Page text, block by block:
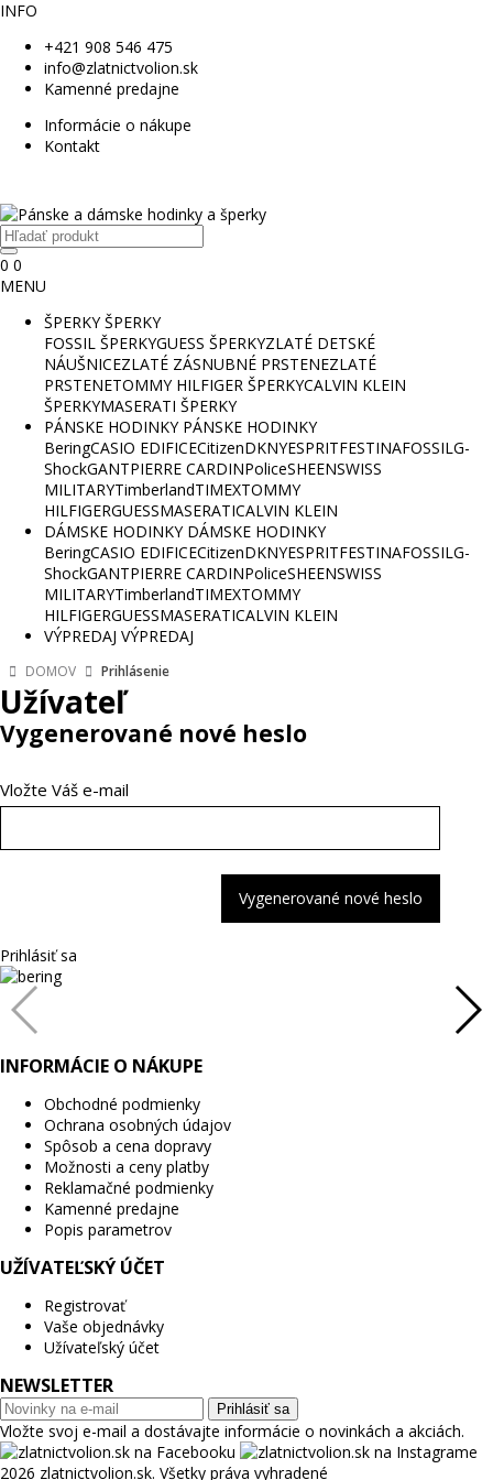
INFO
+421 908 546 475
info@zlatnictvolion.sk
Kamenné predajne
Informácie o nákupe
Kontakt
0 0
MENU
ŠPERKY ŠPERKY
FOSSIL ŠPERKYGUESS ŠPERKYZLATÉ DETSKÉ
NÁUŠNICEZLATÉ ZÁSNUBNÉ PRSTENEZLATÉ
PRSTENETOMMY HILFIGER ŠPERKYCALVIN KLEIN
ŠPERKYMASERATI ŠPERKY
PÁNSKE HODINKY PÁNSKE HODINKY
BeringCASIO EDIFICECitizenDKNYESPRITFESTINAFOSSILG-
ShockGANTPIERRE CARDINPoliceSHEENSWISS
MILITARYTimberlandTIMEXTOMMY
HILFIGERGUESSMASERATICALVIN KLEIN
DÁMSKE HODINKY DÁMSKE HODINKY
BeringCASIO EDIFICECitizenDKNYESPRITFESTINAFOSSILG-
ShockGANTPIERRE CARDINPoliceSHEENSWISS
MILITARYTimberlandTIMEXTOMMY
HILFIGERGUESSMASERATICALVIN KLEIN
VÝPREDAJ VÝPREDAJ
DOMOV Prihlásenie
Užívateľ
Vygenerované nové heslo
Vložte Váš e-mail
Vygenerované nové heslo
Prihlásiť sa
INFORMÁCIE O NÁKUPE
Obchodné podmienky
Ochrana osobných údajov
Spôsob a cena dopravy
Možnosti a ceny platby
Reklamačné podmienky
Kamenné predajne
Popis parametrov
UŽÍVATEĽSKÝ ÚČET
Registrovať
Vaše objednávky
Užívateľský účet
NEWSLETTER
Prihlásiť sa
Vložte svoj e-mail a dostávajte informácie o novinkách a akciách.
2026 zlatnictvolion.sk. Všetky práva vyhradené